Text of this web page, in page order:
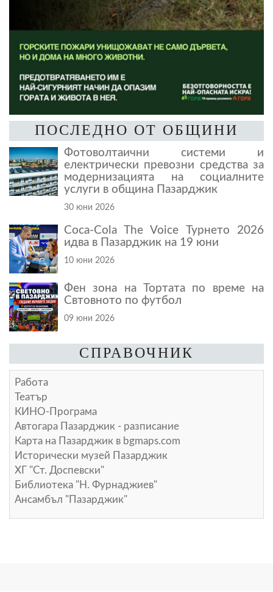
ПОСЛЕДНО ОТ ОБЩИНИ
Фотоволтаични системи и
електрически превозни средства за
модернизацията на социалните
услуги в община Пазарджик
30 юни 2026
Coca-Cola The Voice Турнето 2026
идва в Пазарджик на 19 юни
10 юни 2026
Фен зона на Тортата по време на
Свтовното по футбол
09 юни 2026
СПРАВОЧНИК
Работа
Театър
КИНО-Програма
Автогара Пазарджик - разписание
Карта на Пазарджик в bgmaps.com
Исторически музей Пазарджик
ХГ "Ст. Доспевски"
Библиотека "Н. Фурнаджиев"
Ансамбъл "Пазарджик"